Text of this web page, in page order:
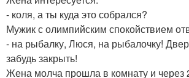
- коля, а ты куда это собрался?
Мужик с олимпийским спокойствием
- на рыбалку, Люся, на рыбалочку!
забудь закрыть!
Жена молча прошла в комнату и через